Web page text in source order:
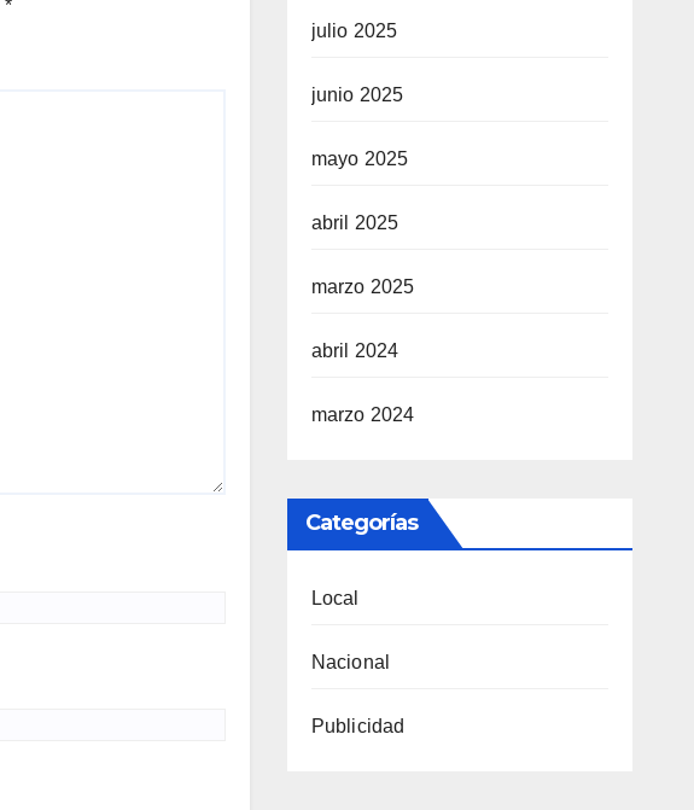
*
julio 2025
junio 2025
mayo 2025
abril 2025
marzo 2025
abril 2024
marzo 2024
Categorías
Local
Nacional
Publicidad